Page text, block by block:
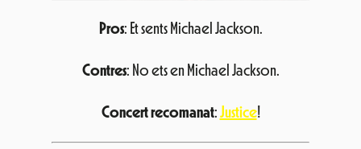
Pros: Et sents Michael Jackson.
Contres: No ets en Michael Jackson.
Concert recomanat: Justice!